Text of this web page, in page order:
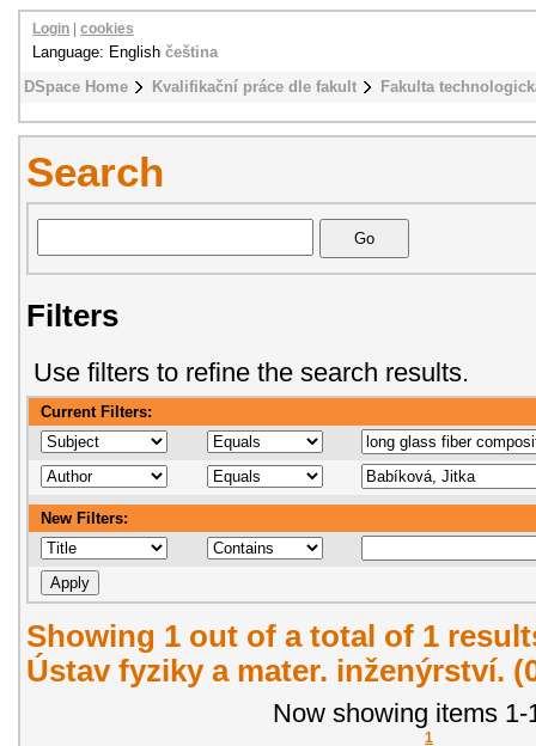
DSpace Home Kvalifikační práce dle fakult Fakulta
Login cookies
Language: English čeština
Search
Filters
Use filters to refine the search results.
Current Filters:
New Filters:
Showing 1 out of a total of 1
Ústav fyziky a mater. inženýrství.
Now showing items 1-
1